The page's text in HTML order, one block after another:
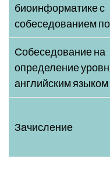
биоинформатике с
собеседованием
Собеседование на
определение
английским языком
Зачисление